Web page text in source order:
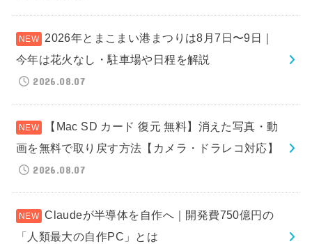
2026年とまこまい港まつりは8月7日〜9日｜
今年は花火なし・駐車場や日程を解説
2026.08.07
【Mac SD カード 復元 無料】消えた写真・動
画を無料で取り戻す方法【カメラ・ドラレコ対応】
2026.08.07
Claudeが半導体を自作へ｜開発費750億円の
「人類最大の自作PC」とは